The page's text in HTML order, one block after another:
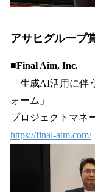
アサヒグループ
■Final Aim, Inc.
「生成AI活用に伴
ォーム」
プロジェクトマネ
https://final-aim.com/